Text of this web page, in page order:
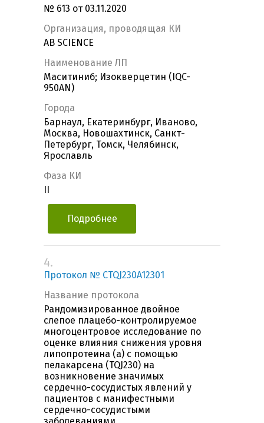
№ 613 от 03.11.2020
Организация, проводящая КИ
AB SCIENCE
Наименование ЛП
Маситиниб; Изокверцетин (IQC-
950AN)
Города
Барнаул, Екатеринбург, Иваново,
Москва, Новошахтинск, Санкт-
Петербург, Томск, Челябинск,
Ярославль
Фаза КИ
Подробнее
4.
Протокол № CTQJ230A12301
Название протокола
Рандомизированное двойное
слепое плацебо-контролируемое
многоцентровое исследование по
оценке влияния снижения уровня
липопротеина (a) с помощью
пелакарсена (TQJ230) на
возникновение значимых
сердечно-сосудистых явлений у
пациентов с манифестными
сердечно-сосудистыми